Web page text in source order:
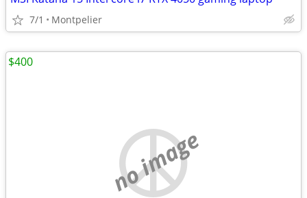
7/1 Montpelier
no image
$400